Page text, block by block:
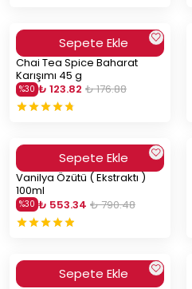
Sepete Ekle
Chai Tea Spice Baharat
Karışımı 45 g
%30 ₺ 123.82 ₺ 176.88
Sepete Ekle
Vanilya Özütü ( Ekstraktı )
100ml
%30 ₺ 553.34 ₺ 790.48
Sepete Ekle